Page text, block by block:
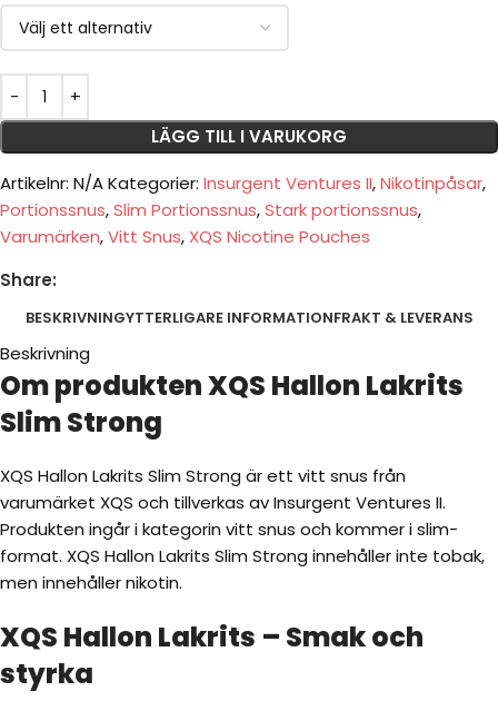
LÄGG TILL I VARUKORG
Artikelnr: N/AKategorier: Insurgent Ventures II,Nikotinpåsar,
Portionssnus,Slim Portionssnus,Stark portionssnus,
Varumärken,Vitt Snus, XQS Nicotine Pouches
Share:
BESKRIVNINGYTTERLIGARE INFORMATIONFRAKT & LEVERANS
Beskrivning
Om produkten XQS Hallon Lakrits
Slim Strong
XQS Hallon Lakrits Slim Strong är ett vitt snus från
varumärket XQS och tillverkas av Insurgent Ventures II.
Produkten ingår i kategorin vitt snus och kommer i slim-
format. XQS Hallon Lakrits Slim Strong innehåller inte tobak,
men innehåller nikotin.
XQS Hallon Lakrits – Smak och
styrka